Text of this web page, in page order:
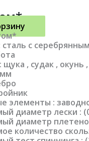
с
щука , судак , окунь
элементы :
диаметр лески :
диаметр
количество